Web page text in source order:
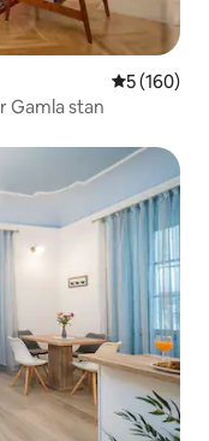
5 av 5 i
5 (160)
Gamla stan